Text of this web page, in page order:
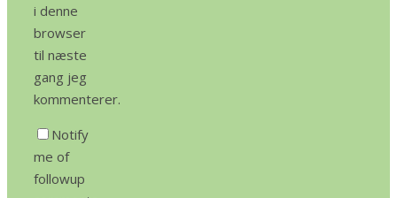
i denne
browser
til næste
gang jeg
kommenterer.
Notify
me of
followup